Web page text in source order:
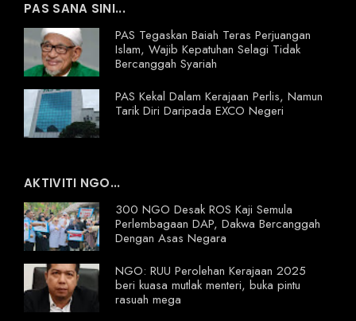
PAS SANA SINI...
PAS Tegaskan Baiah Teras Perjuangan
Islam, Wajib Kepatuhan Selagi Tidak
Bercanggah Syariah
PAS Kekal Dalam Kerajaan Perlis, Namun
Tarik Diri Daripada EXCO Negeri
AKTIVITI NGO...
300 NGO Desak ROS Kaji Semula
Perlembagaan DAP, Dakwa Bercanggah
Dengan Asas Negara
NGO: RUU Perolehan Kerajaan 2025
beri kuasa mutlak menteri, buka pintu
rasuah mega